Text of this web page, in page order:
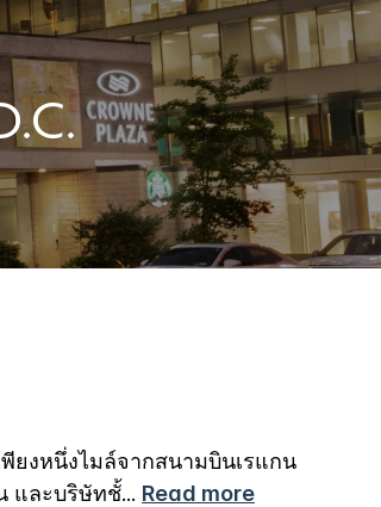
ยงหนึ่งไมล์จากสนามบินเรแกน
และบริษัทชั้... Read more